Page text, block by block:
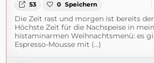
53 0 Speichern
Die Zeit rast und morgen ist bereits
Höchste Zeit für die Nachspeise in
histaminarmen Weihnachtsmenü: es
Espresso-Mousse mit (...)